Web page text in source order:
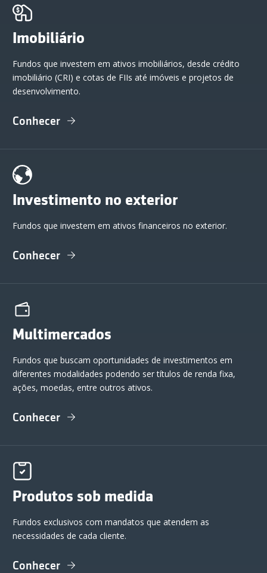
Imobiliário
Fundos que investem em ativos imobiliários, desde crédito
imobiliário (CRI) e cotas de FIIs até imóveis e projetos de
desenvolvimento.
Conhecer
Investimento no exterior
Fundos que investem em ativos financeiros no exterior.
Conhecer
Multimercados
Fundos que buscam oportunidades de investimentos em
diferentes modalidades podendo ser títulos de renda fixa,
ações, moedas, entre outros ativos.
Conhecer
Produtos sob medida
Fundos exclusivos com mandatos que atendem as
necessidades de cada cliente.
Conhecer